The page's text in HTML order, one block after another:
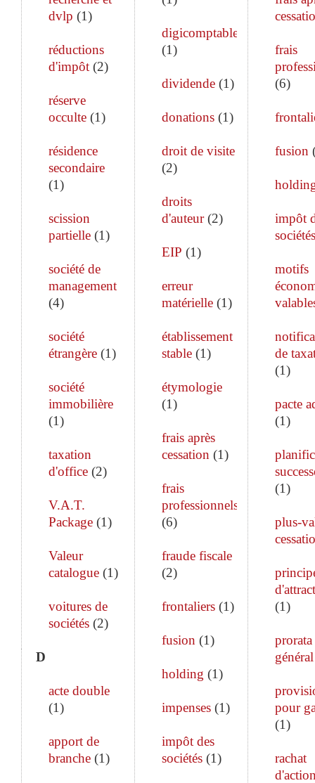
dvlp (1)
réductions
d'impôt (2)
réserve
occulte (1)
résidence
secondaire
(1)
scission
partielle (1)
société de
management
(4)
société
étrangère (1)
société
immobilière
(1)
taxation
d'office (2)
V.A.T.
Package (1)
Valeur
catalogue (1)
voitures de
sociétés (2)
D
acte double
(1)
apport de
branche (1)
digicomptable
(1)
dividende(1)
donations(1)
droit de visite
(2)
droits
d'auteur(2)
EIP (1)
erreur
matérielle(1)
établissement
stable(1)
étymologie
(1)
frais après
cessation (1)
frais
professionnels
(6)
fraude fiscale
(2)
frontaliers(1)
fusion (1)
holding (1)
impenses(1)
impôt des
sociétés(1)
frais
(6)
fusion
impôt
sociétés
motifs
de
(1)
pacte
(1)
(1)
plus-
(1)
prorata
général
pour
(1)
rachat